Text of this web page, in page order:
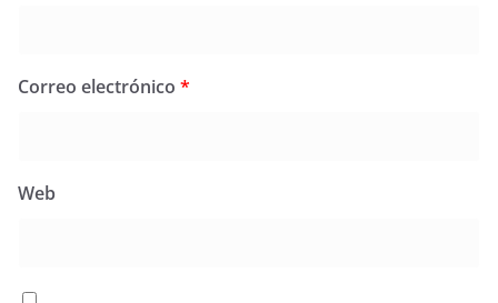
Correo electrónico *
Web